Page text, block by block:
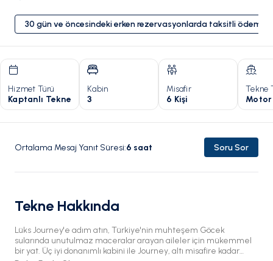
30 gün ve öncesindeki erken rezervasyonlarda taksitli ödeme
Hizmet Türü
Kaptanlı Tekne
Kabin
3
Misafir
6 Kişi
Tekne
Ortalama Mesaj Yanıt Süresi:6 saat Soru Sor
Tekne Hakkında
Lüks Journey'e adım atın, Türkiye'nin muhteşem Göcek
sularında unutulmaz maceralar arayan aileler için mükemmel
bir yat. Üç iyi donanımlı kabini ile Journey, altı misafire kadar